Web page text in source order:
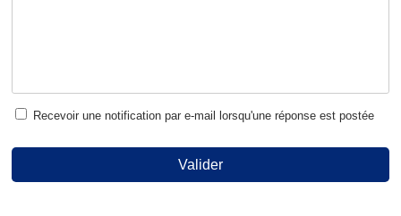
Recevoir une notification par e-mail lorsqu'une réponse est postée
Valider